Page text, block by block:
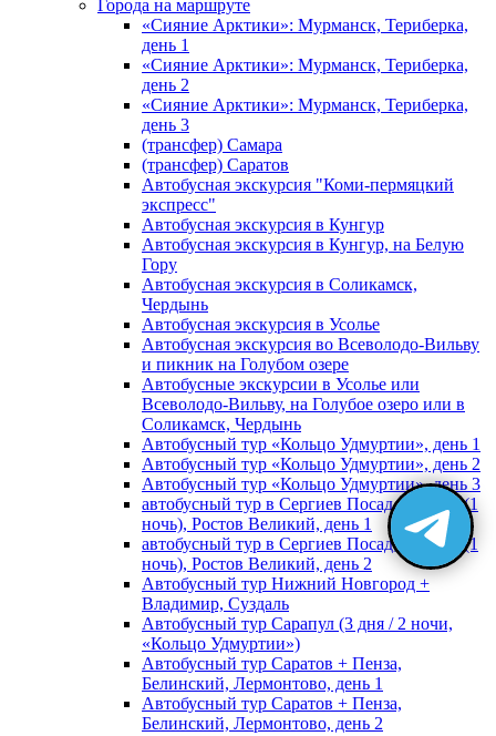
Города на маршруте
«Сияние Арктики»: Мурманск, Териберка,
день 1
«Сияние Арктики»: Мурманск, Териберка,
день 2
«Сияние Арктики»: Мурманск, Териберка,
день 3
(трансфер) Самара
(трансфер) Саратов
Автобусная экскурсия "Коми-пермяцкий
экспресс"
Автобусная экскурсия в Кунгур
Автобусная экскурсия в Кунгур, на Белую
Гору
Автобусная экскурсия в Соликамск,
Чердынь
Автобусная экскурсия в Усолье
Автобусная экскурсия во Всеволодо-Вильву
и пикник на Голубом озере
Автобусные экскурсии в Усолье или
Всеволодо-Вильву, на Голубое озеро или в
Соликамск, Чердынь
Автобусный тур «Кольцо Удмуртии», день 1
Автобусный тур «Кольцо Удмуртии», день 2
Автобусный тур «Кольцо Удмуртии», день 3
автобусный тур в Сергиев Посад, Москву (1
ночь), Ростов Великий, день 1
автобусный тур в Сергиев Посад, Москву (1
ночь), Ростов Великий, день 2
Автобусный тур Нижний Новгород +
Владимир, Суздаль
Автобусный тур Сарапул (3 дня / 2 ночи,
«Кольцо Удмуртии»)
Автобусный тур Саратов + Пенза,
Белинский, Лермонтово, день 1
Автобусный тур Саратов + Пенза,
Белинский, Лермонтово, день 2